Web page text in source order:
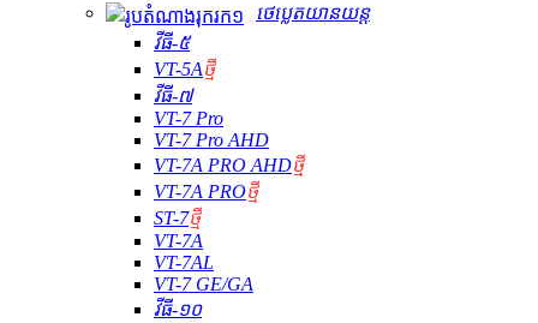
ថេប្លេតយានយន្ត
វីធី-៥
VT-5Aថ្មី
វីធី-៧
VT-7 Pro
VT-7 Pro AHD
VT-7A PRO AHDថ្មី
VT-7A PROថ្មី
ST-7ថ្មី
VT-7A
VT-7AL
VT-7 GE/GA
វីធី-១០